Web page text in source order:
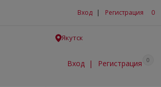
Вход | Регистрация 0
Якутск
Вход | Регистрация 0